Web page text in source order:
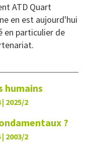
ATD Quart
en est aujourd'hui
en particulier de
humains
| 2025/2
?
| 2003/2